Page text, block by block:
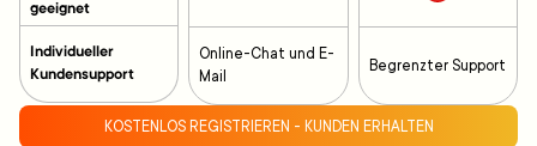
geeignet
Individueller
Kundensupport
Online-Chat und E-
Mail
Begrenzter Support
KOSTENLOS REGISTRIEREN - KUNDEN ERHALTEN